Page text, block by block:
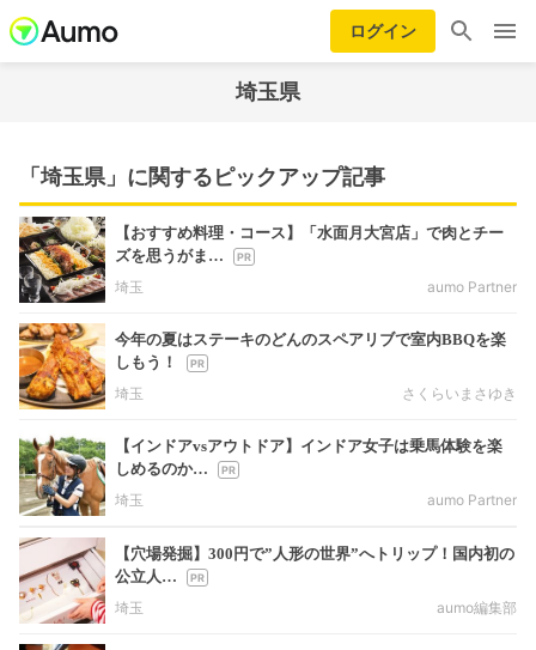
ログイン
埼玉県
「埼玉県」に関するピックアップ記事
【おすすめ料理・コース】「水面月大宮店」で肉とチー
ズを思うがま…
埼玉
aumo Partner
今年の夏はステーキのどんのスペアリブで室内BBQを楽
しもう！
埼玉
さくらいまさゆき
【インドアvsアウトドア】インドア女子は乗馬体験を楽
しめるのか…
埼玉
aumo Partner
【穴場発掘】300円で”人形の世界”へトリップ！国内初の
公立人…
埼玉
aumo編集部